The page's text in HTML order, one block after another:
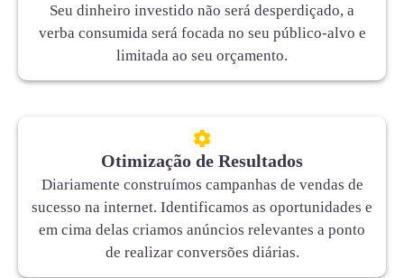
Seu dinheiro investido não será desperdiçado, a
verba consumida será focada no seu público-alvo e
limitada ao seu orçamento.
Otimização de Resultados
Diariamente construímos campanhas de vendas de
sucesso na internet. Identificamos as oportunidades e
em cima delas criamos anúncios relevantes a ponto
de realizar conversões diárias.